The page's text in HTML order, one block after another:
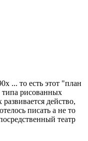
... то есть этот "план
типа рисованных
действо,
писать а не то
театр